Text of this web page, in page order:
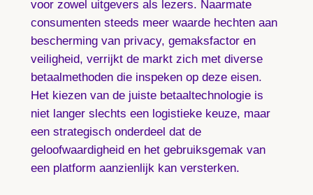
voor zowel uitgevers als lezers. Naarmate
consumenten steeds meer waarde hechten aan
bescherming van privacy, gemaksfactor en
veiligheid, verrijkt de markt zich met diverse
betaalmethoden die inspeken op deze eisen.
Het kiezen van de juiste betaaltechnologie is
niet langer slechts een logistieke keuze, maar
een strategisch onderdeel dat de
geloofwaardigheid en het gebruiksgemak van
een platform aanzienlijk kan versterken.